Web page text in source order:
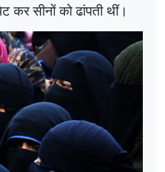
सीनों को ढांपती थीं।